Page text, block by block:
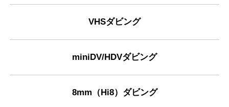
VHSダビング
miniDV/HDVダビング
8mm（Hi8）ダビング